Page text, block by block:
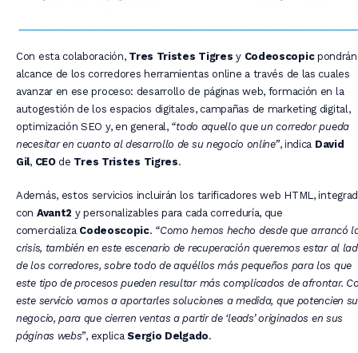
Con esta colaboración, Tres Tristes Tigres y Codeoscopic
alcance de los corredores herramientas online a través de las cuales
avanzar en ese proceso: desarrollo de páginas web, formación en la
autogestión de los espacios digitales, campañas de marketing digital,
optimización SEO y, en general, “todo aquello que un corredor pueda
necesitar en cuanto al desarrollo de su negocio online”, indica David
Gil, CEOde Tres Tristes Tigres.
Además, estos servicios incluirán los tarificadores web HTML,
con Avant2 y personalizables para cada correduría, que
comercializa Codeoscopic. “Como hemos hecho desde que arrancó
crisis, también en este escenario de recuperación queremos estar al
de los corredores, sobre todo de aquéllos más pequeños para los que
este tipo de procesos pueden resultar más complicados de afrontar.
este servicio vamos a aportarles soluciones a medida, que potencien su
negocio, para que cierren ventas a partir de ‘leads’ originados en sus
páginas webs”, explicaSergio Delgado.